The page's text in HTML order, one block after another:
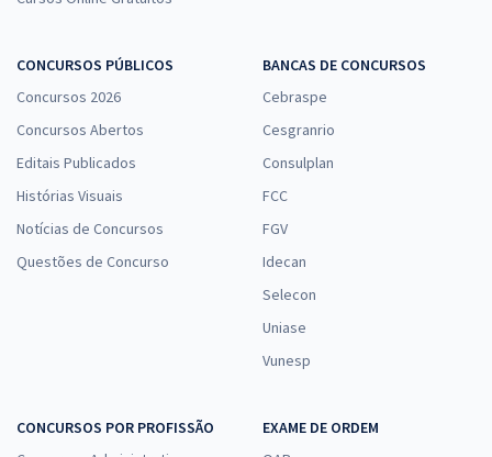
CONCURSOS PÚBLICOS
Concursos 2026
Concursos Abertos
Editais Publicados
Histórias Visuais
Notícias de Concursos
Questões de Concurso
BANCAS DE CONCURSOS
Cebraspe
Cesgranrio
Consulplan
FCC
FGV
Idecan
Selecon
Uniase
Vunesp
CONCURSOS POR PROFISSÃO
EXAME DE ORDEM